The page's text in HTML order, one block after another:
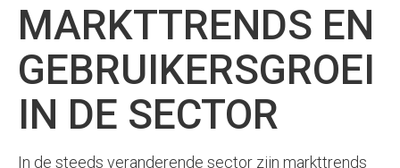
MARKTTRENDS EN
GEBRUIKERSGROEI
IN DE SECTOR
In de steeds veranderende sector zijn markttrends